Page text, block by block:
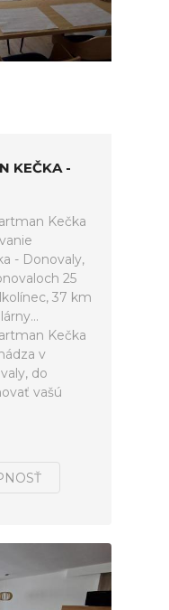
KEČKA -
Kečka
- Donovaly,
25
37 km
Kečka
v
do
vašú